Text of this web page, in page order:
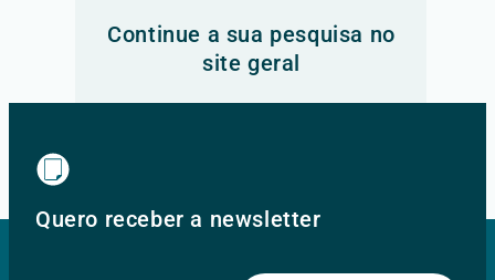
Continue a sua pesquisa no
site geral
Quero receber a newsletter